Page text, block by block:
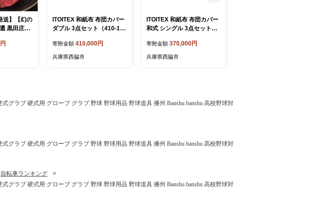
送】【幻の
黒田庄和
1）
ITOITEX 和紙布 布団カバー
ダブル 3点セット（410-1）
ツ ピロケース
寄附金額 410,000円
兵庫県西脇市
ITOITEX 和紙布 布団カバー
和式 シングル 3点セット（3
ィットシーツ ピロケース
寄附金額 370,000円
兵庫県西脇市
グラブ 硬式用 グローブ グラブ 野球 野球用品 野球道具 播州 Banshu banshu 高校野球対
グラブ 硬式用 グローブ グラブ 野球 野球用品 野球道具 播州 Banshu banshu 高校野球対
自転車ランキング
グラブ 硬式用 グローブ グラブ 野球 野球用品 野球道具 播州 Banshu banshu 高校野球対